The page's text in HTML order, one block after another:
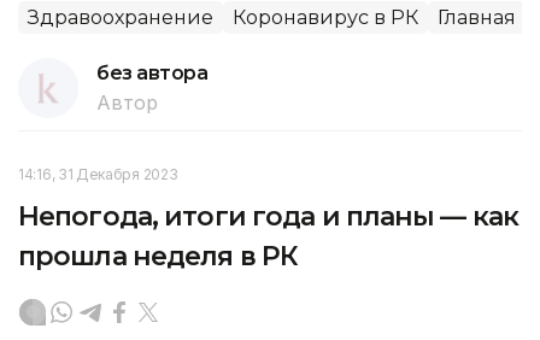
Здравоохранение Коронавирус в РК Главная
без автора
Автор
14:16, 31 Декабря 2023
Непогода, итоги года и планы — как
прошла неделя в РК